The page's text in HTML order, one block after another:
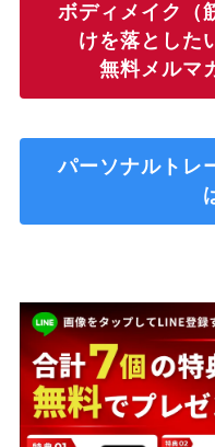
ボディメイク（
けを落とした
無料メルマ
パーソナルトレ